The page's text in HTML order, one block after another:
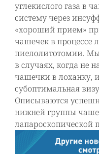
углекислого газа в
систему через
«хороший прием»
чашечек в процессе
пиелолитотомии.
в случаях, когда не
чашечки в лоханку,
субоптимальная
Описываются
нижней группы
лапароскопической